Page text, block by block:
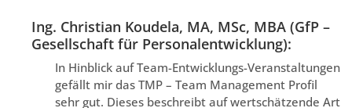
Ing. Christian Koudela, MA, MSc, MBA (GfP –
Gesellschaft für Personalentwicklung):
In Hinblick auf Team-Entwicklungs-Veranstaltungen
gefällt mir das TMP – Team Management Profil
sehr gut. Dieses beschreibt auf wertschätzende Art